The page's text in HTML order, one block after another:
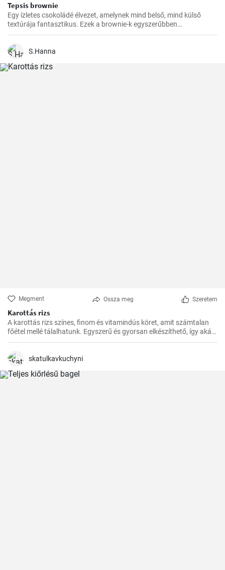
Tepsis brownie
Egy ízletes csokoládé élvezet, amelynek mind belső, mind külső
textúrája fantasztikus. Ezek a brownie-k egyszerűbben
elkészíthetőek, de ugyanolyan finomak, mint a hagyományosabb
nassolásra.
S.Hanna
Megment Ossza meg Szeretem
Karottás rizs
A karottás rizs színes, finom és vitamindús köret, amit számtalan
főétel mellé tálalhatunk. Egyszerű és gyorsan elkészíthető, így akár
a rohanós hétköznapokon is bátran bevetésre kerülhet.
skatulkavkuchyni